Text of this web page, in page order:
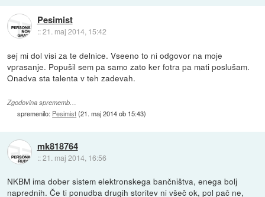
Pesimist
::21. maj 2014, 15:42
sej mi dol visi za te delnice. Vseeno to ni odgovor na moje
vprasanje. Popušil sem pa samo zato ker fotra pa mati poslušam.
Onadva sta talenta v teh zadevah.
Zgodovina sprememb…
spremenilo: Pesimist(21. maj 2014 ob 15:43)
mk818764
::21. maj 2014, 16:56
NKBM ima dober sistem elektronskega bančništva, enega bolj
naprednih. Če ti ponudba drugih storitev ni všeč ok, pol pač ne,